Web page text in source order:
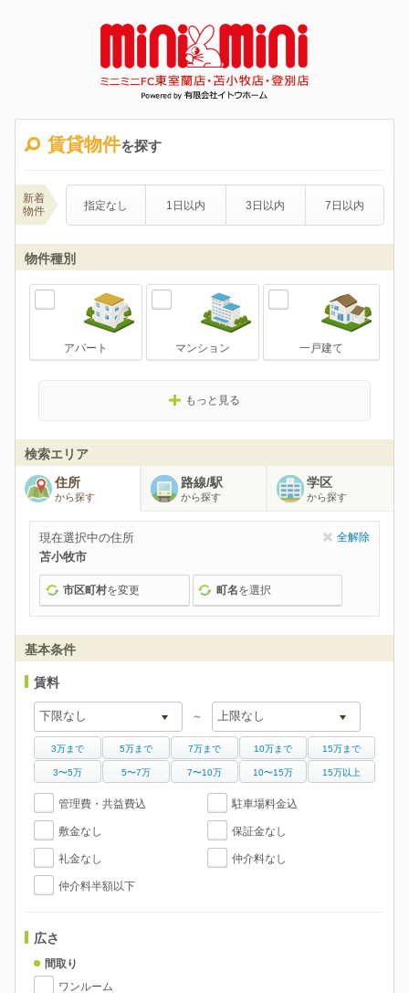
賃貸物件を探す
新着
物件
指定なし 1日以内 3日以内 7日以内
物件種別
アパート マンション 一戸建て
もっと見る
検索エリア
住所
から探す
路線/駅
から探す
学区
から探す
現在選択中の住所 全解除
苫小牧市
市区町村を変更 町名を選択
基本条件
賃料
～
3万まで 5万まで 7万まで 10万まで 15万まで
3〜5万 5〜7万 7〜10万 10〜15万 15万以上
管理費・共益費込 駐車場料金込
敷金なし 保証金なし
礼金なし 仲介料なし
仲介料半額以下
広さ
間取り
ワンルーム